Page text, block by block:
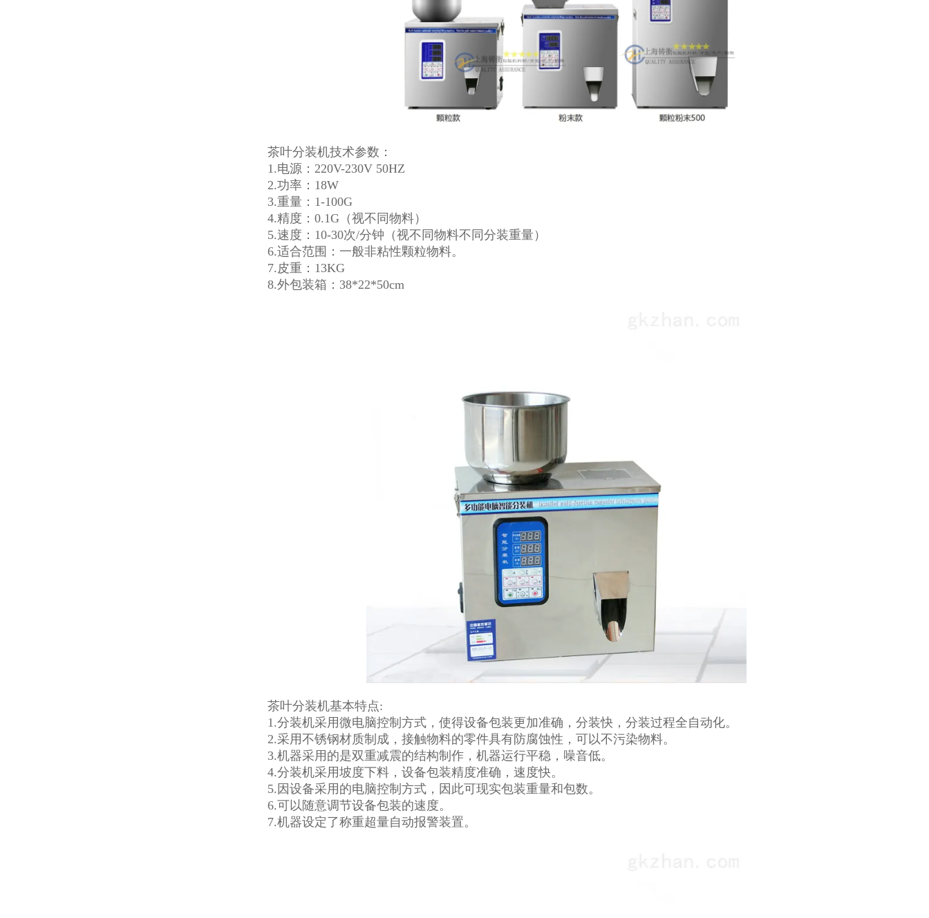
茶叶分装机技术参数：
1.电源：220V-230V 50HZ
2.功率：18W
3.重量：1-100G
4.精度：0.1G（视不同物料）
5.速度：10-30次/分钟（视不同物料不同分装重量）
6.适合范围：一般非粘性颗粒物料。
7.皮重：13KG
8.外包装箱：38*22*50cm
茶叶分装机基本特点:
1.分装机采用微电脑控制方式，使得设备包装更加准确，分装快，分装过程全自动化。
2.采用不锈钢材质制成，接触物料的零件具有防腐蚀性，可以不污染物料。
3.机器采用的是双重减震的结构制作，机器运行平稳，噪音低。
4.分装机采用坡度下料，设备包装精度准确，速度快。
5.因设备采用的电脑控制方式，因此可现实包装重量和包数。
6.可以随意调节设备包装的速度。
7.机器设定了称重超量自动报警装置。